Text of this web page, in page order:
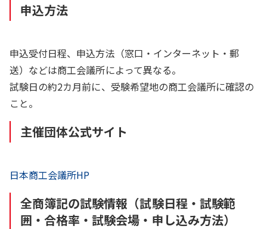
申込方法
申込受付日程、申込方法（窓口・インターネット・郵
送）などは商工会議所によって異なる。
試験日の約2カ月前に、受験希望地の商工会議所に確認の
こと。
主催団体公式サイト
日本商工会議所HP
全商簿記の試験情報（試験日程・試験範
囲・合格率・試験会場・申し込み方法）